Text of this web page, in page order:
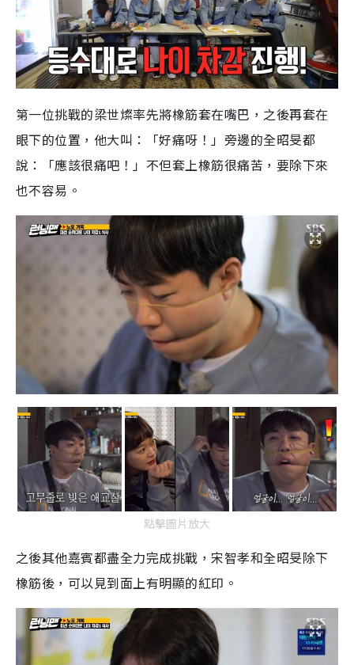
第一位挑戰的梁世燦率先將橡筋套在嘴巴，之後再套在
眼下的位置，他大叫：「好痛呀！」旁邊的全昭旻都
說：「應該很痛吧！」不但套上橡筋很痛苦，要除下來
也不容易。
點擊圖片放大
之後其他嘉賓都盡全力完成挑戰，宋智孝和全昭旻除下
橡筋後，可以見到面上有明顯的紅印。